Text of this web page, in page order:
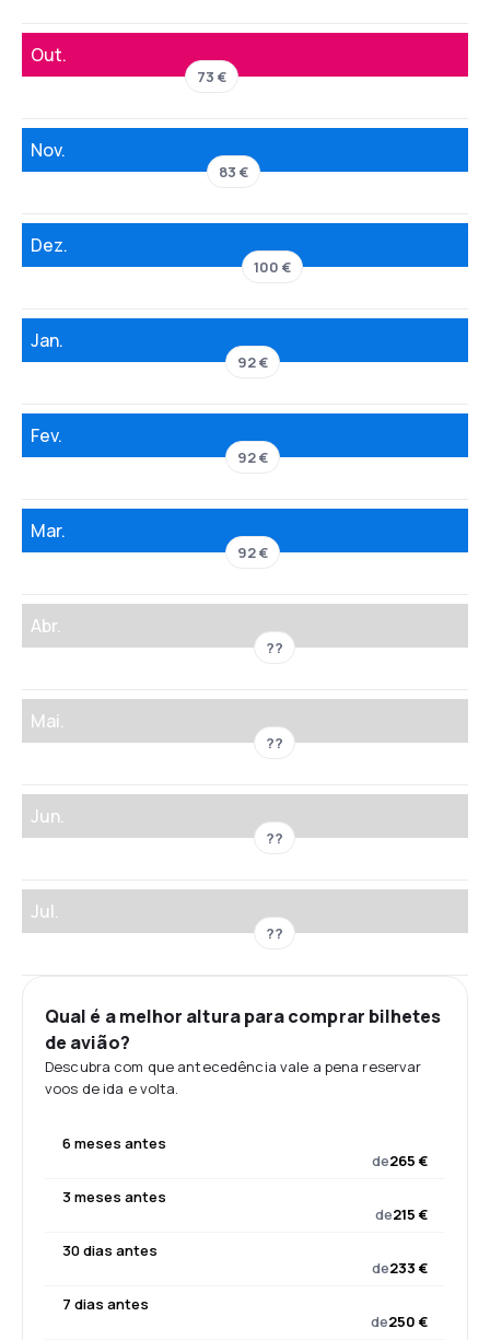
Out.
73 €
Nov.
83 €
Dez.
100 €
Jan.
92 €
Fev.
92 €
Mar.
92 €
Abr.
??
Mai.
??
Jun.
??
Jul.
??
Qual é a melhor altura para comprar bilhetes
de avião?
Descubra com que antecedência vale a pena reservar
voos de ida e volta.
6 meses antes
de265 €
3 meses antes
de215 €
30 dias antes
de233 €
7 dias antes
de250 €